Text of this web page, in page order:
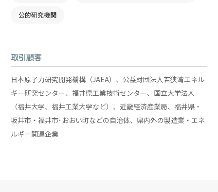
公的研究機関
取引顧客
日本原子力研究開発機構（JAEA）、公益財団法人若狭湾エネル
ギー研究センター、福井県工業技術センター、国立大学法人
（福井大学、福井工業大学など）、近畿経済産業局、福井県・
坂井市・福井市･おおい町などの自治体、県内外の製造業・エネ
ルギー関連企業